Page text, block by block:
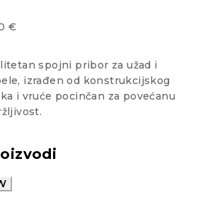
€
spojni pribor za užad i
izrađen od konstrukcijskog
i vruće pocinčan za povećanu